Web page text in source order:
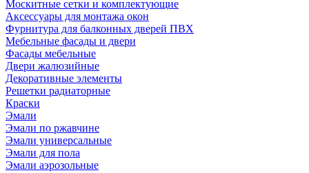
Москитные сетки и комплектующие
Аксессуары для монтажа окон
Фурнитура для балконных дверей ПВХ
Мебельные фасады и двери
Фасады мебельные
Двери жалюзийные
Декоративные элементы
Решетки радиаторные
Краски
Эмали
Эмали по ржавчине
Эмали универсальные
Эмали для пола
Эмали аэрозольные